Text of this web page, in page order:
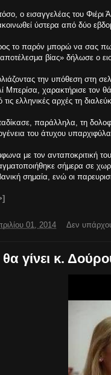
ο εισαγγελέας του Φιέρι
ύστερα από δύο
το παρόν μπορώ να σας πω
βίας» δήλωσε ο
την υπόθεση στη
Μπερίσα, χαρακτήρισε τον
τις ελληνικές αρχές τη
παράλληλα, τη
του άτυχου
με τον ανταποκριτική
σήμερα σε
σημαία, ενώ οι
01, 2014 Δεν
θα γίνει κ.